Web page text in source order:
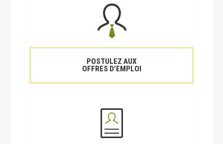
POSTULEZ AUX
OFFRES D’EMPLOI